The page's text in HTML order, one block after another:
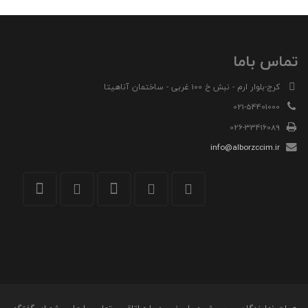
تماس باما
کرج-بلوار ارم - نبش خ 100 غربی - ساختمان آناهیتا
021-54401000
026-33416089
info@alborzccim.ir